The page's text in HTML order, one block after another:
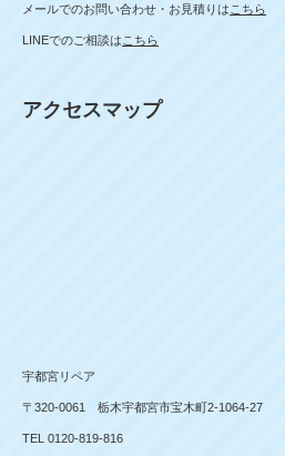
メールでのお問い合わせ・お見積りは こちら
LINEでのご相談は こちら
アクセスマップ
宇都宮リペア
〒320-0061 栃木宇都宮市宝木町2-1064-27
TEL 0120-819-816